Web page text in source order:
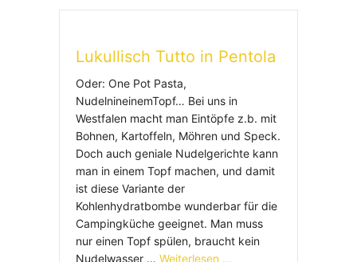
Lukullisch Tutto in Pentola
Oder: One Pot Pasta,
NudelnineinemTopf… Bei uns in
Westfalen macht man Eintöpfe z.b. mit
Bohnen, Kartoffeln, Möhren und Speck.
Doch auch geniale Nudelgerichte kann
man in einem Topf machen, und damit
ist diese Variante der
Kohlenhydratbombe wunderbar für die
Campingküche geeignet. Man muss
nur einen Topf spülen, braucht kein
Nudelwasser … Weiterlesen …